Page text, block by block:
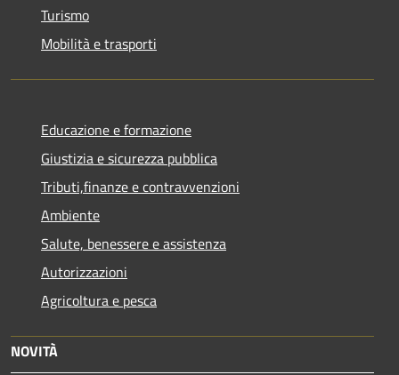
Turismo
Mobilità e trasporti
Educazione e formazione
Giustizia e sicurezza pubblica
Tributi,finanze e contravvenzioni
Ambiente
Salute, benessere e assistenza
Autorizzazioni
Agricoltura e pesca
NOVITÀ